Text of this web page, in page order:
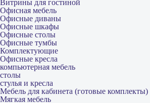
Витрины для гостиной
Офисная мебель
Офисные диваны
Офисные шкафы
Офисные столы
Офисные тумбы
Комплектующие
Офисные кресла
компьютерная мебель
столы
стулья и кресла
Мебель для кабинета (готовые комплекты)
Мягкая мебель